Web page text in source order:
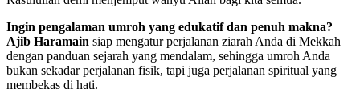
Ingin pengalaman umroh yang edukatif dan penuh makna?
Ajib Haramain siap mengatur perjalanan ziarah Anda di Mekkah
dengan panduan sejarah yang mendalam, sehingga umroh Anda
bukan sekadar perjalanan fisik, tapi juga perjalanan spiritual yang
membekas di hati.